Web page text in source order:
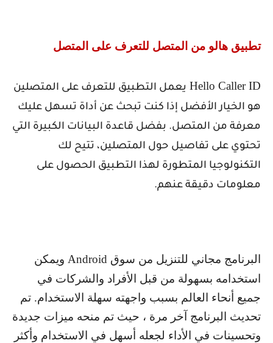
تطبيق هالو من المتصل للتعرف على المتصل
Hello Caller ID يعمل التطبيق للتعرف على المتصلين
هو الخيار الأفضل إذا كنت تبحث عن أداة تسهل عليك
معرفة من المتصل. بفضل قاعدة البيانات الكبيرة التي
تحتوي على تفاصيل حول المتصلين، تتيح لك
التكنولوجيا المتطورة لهذا التطبيق الحصول على
معلومات دقيقة عنهم.
البرنامج مجاني للتنزيل من سوق Android ويمكن
استخدامه بسهولة من قبل الأفراد والشركات في
جميع أنحاء العالم بسبب واجهته سهلة الاستخدام. تم
تحديث البرنامج آخر مرة ، حيث تم منحه ميزات جديدة
وتحسينات في الأداء لجعله أسهل في الاستخدام وأكثر